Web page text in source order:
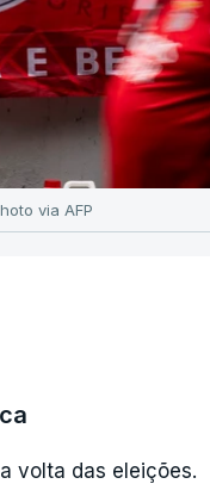
via AFP
volta das eleições.